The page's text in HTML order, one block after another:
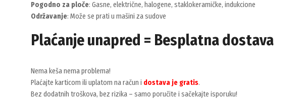
Pogodno za ploče: Gasne, električne, halogene, staklokeramičke, indukcione
Održavanje: Može se prati u mašini za sudove
Plaćanje unapred = Besplatna dostava
Nema keša nema problema!
Plaćajte karticom ili uplatom na račun i dostava je gratis.
Bez dodatnih troškova, bez rizika – samo poručite i sačekajte isporuku!